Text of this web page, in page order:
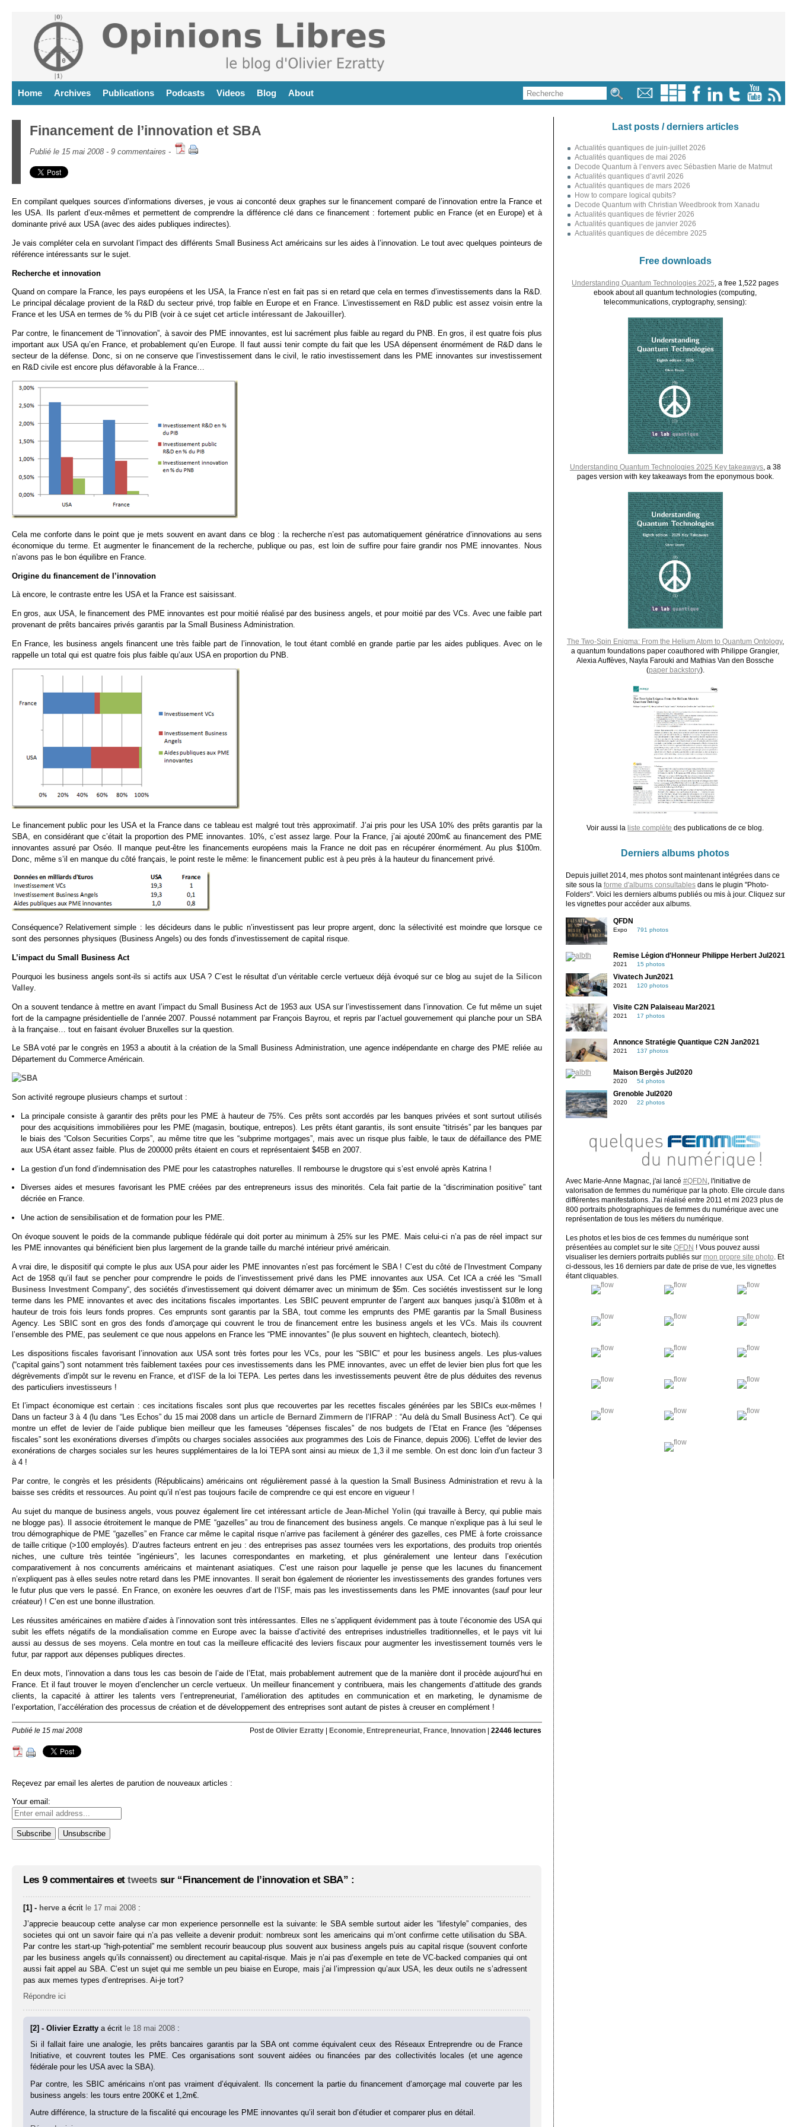
Home Archives Publications Podcasts Videos Blog About
Financement de l’innovation et SBA
Publié le 15 mai 2008 - 9 commentaires -
En compilant quelques sources d’informations diverses, je vous ai conconté deux graphes sur le financement comparé de l’innovation entre la France et
les USA. Ils parlent d’eux-mêmes et permettent de comprendre la différence clé dans ce financement : fortement public en France (et en Europe) et à
dominante privé aux USA (avec des aides publiques indirectes).
Je vais compléter cela en survolant l’impact des différents Small Business Act américains sur les aides à l’innovation. Le tout avec quelques pointeurs de
référence intéressants sur le sujet.
Recherche et innovation
Quand on compare la France, les pays européens et les USA, la France n’est en fait pas si en retard que cela en termes d’investissements dans la R&D.
Le principal décalage provient de la R&D du secteur privé, trop faible en Europe et en France. L’investissement en R&D public est assez voisin entre la
France et les USA en termes de % du PIB (voir à ce sujet cet article intéressant de Jakouiller).
Par contre, le financement de “l’innovation”, à savoir des PME innovantes, est lui sacrément plus faible au regard du PNB. En gros, il est quatre fois plus
important aux USA qu’en France, et probablement qu’en Europe. Il faut aussi tenir compte du fait que les USA dépensent énormément de R&D dans le
secteur de la défense. Donc, si on ne conserve que l’investissement dans le civil, le ratio investissement dans les PME innovantes sur investissement
en R&D civile est encore plus défavorable à la France…
Cela me conforte dans le point que je mets souvent en avant dans ce blog : la recherche n’est pas automatiquement génératrice d’innovations au sens
économique du terme. Et augmenter le financement de la recherche, publique ou pas, est loin de suffire pour faire grandir nos PME innovantes. Nous
n’avons pas le bon équilibre en France.
Origine du financement de l’innovation
Là encore, le contraste entre les USA et la France est saisissant.
En gros, aux USA, le financement des PME innovantes est pour moitié réalisé par des business angels, et pour moitié par des VCs. Avec une faible part
provenant de prêts bancaires privés garantis par la Small Business Administration.
En France, les business angels financent une très faible part de l’innovation, le tout étant comblé en grande partie par les aides publiques. Avec on le
rappelle un total qui est quatre fois plus faible qu’aux USA en proportion du PNB.
Le financement public pour les USA et la France dans ce tableau est malgré tout très approximatif. J’ai pris pour les USA 10% des prêts garantis par la
SBA, en considérant que c’était la proportion des PME innovantes. 10%, c’est assez large. Pour la France, j’ai ajouté 200m€ au financement des PME
innovantes assuré par Oséo. Il manque peut-être les financements européens mais la France ne doit pas en récupérer énormément. Au plus $100m.
Donc, même s’il en manque du côté français, le point reste le même: le financement public est à peu près à la hauteur du financement privé.
Conséquence? Relativement simple : les décideurs dans le public n’investissent pas leur propre argent, donc la sélectivité est moindre que lorsque ce
sont des personnes physiques (Business Angels) ou des fonds d’investissement de capital risque.
L’impact du Small Business Act
Pourquoi les business angels sont-ils si actifs aux USA ? C’est le résultat d’un véritable cercle vertueux déjà évoqué sur ce blogau sujet de la Silicon
Valley
On a souvent tendance à mettre en avant l’impact du Small Business Act de 1953 aux USA sur l’investissement dans l’innovation. Ce fut même un sujet
fort de la campagne présidentielle de l’année 2007. Poussé notamment par François Bayrou, et repris par l’actuel gouvernement qui planche pour un SBA
à la française… tout en faisant évoluer Bruxelles sur la question.
Le SBA voté par le congrès en 1953 a aboutit à la création de la Small Business Administration, une agence indépendante en charge des PME reliée au
Département du Commerce Américain.
Son activité regroupe plusieurs champs et surtout :
La principale consiste à garantir des prêts pour les PME à hauteur de 75%. Ces prêts sont accordés par les banques privées et sont surtout utilisés
pour des acquisitions immobilières pour les PME (magasin, boutique, entrepos). Les prêts étant garantis, ils sont ensuite “titrisés” par les banques par
le biais des “Colson Securities Corps”, au même titre que les “subprime mortgages”, mais avec un risque plus faible, le taux de défaillance des PME
aux USA étant assez faible. Plus de 200000 prêts étaient en cours et représentaient $45B en 2007.
La gestion d’un fond d’indemnisation des PME pour les catastrophes naturelles. Il rembourse le drugstore qui s’est envolé après Katrina !
Diverses aides et mesures favorisant les PME créées par des entrepreneurs issus des minorités. Cela fait partie de la “discrimination positive” tant
décriée en France.
Une action de sensibilisation et de formation pour les PME.
On évoque souvent le poids de la commande publique fédérale qui doit porter au minimum à 25% sur les PME. Mais celui-ci n’a pas de réel impact sur
les PME innovantes qui bénéficient bien plus largement de la grande taille du marché intérieur privé américain.
A vrai dire, le dispositif qui compte le plus aux USA pour aider les PME innovantes n’est pas forcément le SBA ! C’est du côté de l’Investment Company
Act de 1958 qu’il faut se pencher pour comprendre le poids de l’investissement privé dans les PME innovantes aux USA. Cet ICA a créé les “Small
Business Investment Company“, des sociétés d’investissement qui doivent démarrer avec un minimum de $5m. Ces sociétés investissent sur le long
terme dans les PME innovantes et avec des incitations fiscales importantes. Les SBIC peuvent emprunter de l’argent aux banques jusqu’à $108m et à
hauteur de trois fois leurs fonds propres. Ces emprunts sont garantis par la SBA, tout comme les emprunts des PME garantis par la Small Business
Agency. Les SBIC sont en gros des fonds d’amorçage qui couvrent le trou de financement entre les business angels et les VCs. Mais ils couvrent
l’ensemble des PME, pas seulement ce que nous appelons en France les “PME innovantes” (le plus souvent en hightech, cleantech, biotech).
Les dispositions fiscales favorisant l’innovation aux USA sont très fortes pour les VCs, pour les “SBIC” et pour les business angels. Les plus-values
(“capital gains”) sont notamment très faiblement taxées pour ces investissements dans les PME innovantes, avec un effet de levier bien plus fort que les
dégrèvements d’impôt sur le revenu en France, et d’ISF de la loi TEPA. Les pertes dans les investissements peuvent être de plus déduites des revenus
des particuliers investisseurs !
Et l’impact économique est certain : ces incitations fiscales sont plus que recouvertes par les recettes fiscales générées par les SBICs eux-mêmes !
Dans un facteur 3 à 4 (lu dans “Les Echos” du 15 mai 2008 dans un article de Bernard Zimmern de l’IFRAP : “Au delà du Small Business Act”). Ce qui
montre un effet de levier de l’aide publique bien meilleur que les fameuses “dépenses fiscales” de nos budgets de l’Etat en France (les “dépenses
fiscales” sont les exonérations diverses d’impôts ou charges sociales associées aux programmes des Lois de Finance, depuis 2006). L’effet de levier des
exonérations de charges sociales sur les heures supplémentaires de la loi TEPA sont ainsi au mieux de 1,3 il me semble. On est donc loin d’un facteur 3
à 4 !
Par contre, le congrès et les présidents (Républicains) américains ont régulièrement passé à la question la Small Business Administration et revu à la
baisse ses crédits et ressources. Au point qu’il n’est pas toujours facile de comprendre ce qui est encore en vigueur !
Au sujet du manque de business angels, vous pouvez également lire cet intéressantarticle de Jean-Michel Yolin(qui travaille à Bercy, qui publie mais
ne blogge pas). Il associe étroitement le manque de PME “gazelles” au trou de financement des business angels. Ce manque n’explique pas à lui seul le
trou démographique de PME “gazelles” en France car même le capital risque n’arrive pas facilement à générer des gazelles, ces PME à forte croissance
de taille critique (>100 employés). D’autres facteurs entrent en jeu : des entreprises pas assez tournées vers les exportations, des produits trop orientés
niches, une culture très teintée “ingénieurs”, les lacunes correspondantes en marketing, et plus généralement une lenteur dans l’exécution
comparativement à nos concurrents américains et maintenant asiatiques. C’est une raison pour laquelle je pense que les lacunes du financement
n’expliquent pas à elles seules notre retard dans les PME innovantes. Il serait bon également de réorienter les investissements des grandes fortunes vers
le futur plus que vers le passé. En France, on exonère les oeuvres d’art de l’ISF, mais pas les investissements dans les PME innovantes (sauf pour leur
créateur) ! C’en est une bonne illustration.
Les réussites américaines en matière d’aides à l’innovation sont très intéressantes. Elles ne s’appliquent évidemment pas à toute l’économie des USA qui
subit les effets négatifs de la mondialisation comme en Europe avec la baisse d’activité des entreprises industrielles traditionnelles, et le pays vit lui
aussi au dessus de ses moyens. Cela montre en tout cas la meilleure efficacité des leviers fiscaux pour augmenter les investissement tournés vers le
futur, par rapport aux dépenses publiques directes.
En deux mots, l’innovation a dans tous les cas besoin de l’aide de l’Etat, mais probablement autrement que de la manière dont il procède aujourd’hui en
France. Et il faut trouver le moyen d’enclencher un cercle vertueux. Un meilleur financement y contribuera, mais les changements d’attitude des grands
clients, la capacité à attirer les talents vers l’entrepreneuriat, l’amélioration des aptitudes en communication et en marketing, le dynamisme de
l’exportation, l’accélération des processus de création et de développement des entreprises sont autant de pistes à creuser en complément !
Publié le 15 mai 2008 Post de Olivier Ezratty| Economie, Entrepreneuriat, France, Innovation| 22446 lectures
Reçevez par email les alertes de parution de nouveaux articles :
Your email:
Les 9 commentaires ettweets sur “Financement de l’innovation et SBA” :
[1] - herve a écrit le 17 mai 2008 :
J’apprecie beaucoup cette analyse car mon experience personnelle est la suivante: le SBA semble surtout aider les “lifestyle” companies, des
societes qui ont un savoir faire qui n’a pas velleite a devenir produit: nombreux sont les americains qui m’ont confirme cette utilisation du SBA.
Par contre les start-up “high-potential” me semblent recourir beaucoup plus souvent aux business angels puis au capital risque (souvent conforte
par les business angels qu’ils connaissent) ou directement au capital-risque. Mais je n’ai pas d’exemple en tete de VC-backed companies qui ont
aussi fait appel au SBA. C’est un sujet qui me semble un peu biaise en Europe, mais j’ai l’impression qu’aux USA, les deux outils ne s’adressent
pas aux memes types d’entreprises. Ai-je tort?
Répondre ici
[2] - Olivier Ezrattya écrit le 18 mai 2008 :
Si il fallait faire une analogie, les prêts bancaires garantis par la SBA ont comme équivalent ceux des Réseaux Entreprendre ou de France
Initiative, et couvrent toutes les PME. Ces organisations sont souvent aidées ou financées par des collectivités locales (et une agence
fédérale pour les USA avec la SBA).
Par contre, les SBIC américains n’ont pas vraiment d’équivalent. Ils concernent la partie du financement d’amorçage mal couverte par les
business angels: les tours entre 200K€ et 1,2m€.
Autre différence, la structure de la fiscalité qui encourage les PME innovantes qu’il serait bon d’étudier et comparer plus en détail.
Last posts / derniers articles
Actualités quantiques de juin-juillet 2026
Actualités quantiques de mai 2026
Decode Quantum à l’envers avec Sébastien Marie de Matmut
Actualités quantiques d’avril 2026
Actualités quantiques de mars 2026
How to compare logical qubits?
Decode Quantum with Christian Weedbrook from Xanadu
Actualités quantiques de février 2026
Actualités quantiques de janvier 2026
Actualités quantiques de décembre 2025
Free downloads
Understanding Quantum Technologies 2025 , a free 1,522 pages
ebook about all quantum technologies (computing,
telecommunications, cryptography, sensing):
Understanding Quantum Technologies 2025 Key takeaways, a 38
pages version with key takeaways from the eponymous book.
The Two-Spin Enigma: From the Helium Atom to Quantum Ontology,
a quantum foundations paper coauthored with Philippe Grangier,
Alexia Auffèves, Nayla Farouki and Mathias Van den Bossche
(paper backstory).
Voir aussi la liste complète des publications de ce blog.
Derniers albums photos
Depuis juillet 2014, mes photos sont maintenant intégrées dans ce
site sous la forme d'albums consultablesdans le plugin "Photo-
Folders". Voici les derniers albums publiés ou mis à jour. Cliquez sur
les vignettes pour accéder aux albums.
QFDN
Expo 791 photos
Remise Légion d'Honneur Philippe Herbert Jul2021
2021 15 photos
Vivatech Jun2021
2021 120 photos
Visite C2N Palaiseau Mar2021
2021 17 photos
Annonce Stratégie Quantique C2N Jan2021
2021 137 photos
Maison Bergès Jul2020
2020 54 photos
Grenoble Jul2020
2020 22 photos
Avec Marie-Anne Magnac, j'ai lancé #QFDN
, l'initiative de
valorisation de femmes du numérique par la photo. Elle circule dans
différentes manifestations. J'ai réalisé entre 2011 et mi 2023 plus de
800 portraits photographiques de femmes du numérique avec une
représentation de tous les métiers du numérique.
Les photos et les bios de ces femmes du numérique sont
présentées au complet sur le site QFDN ! Vous pouvez aussi
visualiser les derniers portraits publiés sur mon propre site photo . Et
ci-dessous, les 16 derniers par date de prise de vue, les vignettes
étant cliquables.